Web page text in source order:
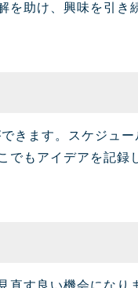
助け、興味を引
ます。スケジュ
もアイデアを記録
す良い機会にな